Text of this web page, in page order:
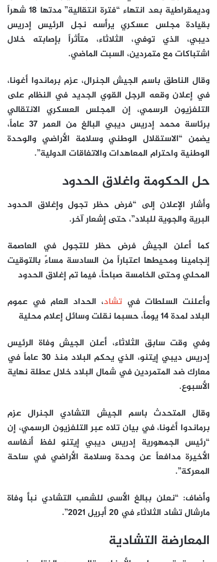
وديمقراطية بعد انتهاء “فترة انتقالية” مدتها 18 شهراً
بقيادة مجلس عسكري يرأسه نجل الرئيس إدريس
ديبي، الذي توفي، الثلاثاء، متأثراً بإصابته خلال
اشتباكات مع متمردين، السبت الماضي.
وقال الناطق باسم الجيش الجنرال، عزم برماندوا أغونا،
في إعلان وقعه الرجل القوي الجديد في النظام على
التلفزيون الرسمي، إن المجلس العسكري الانتقالي
برئاسة محمد إدريس ديبي البالغ من العمر 37 عاماً،
يضمن “الاستقلال الوطني وسلامة الأراضي والوحدة
الوطنية واحترام المعاهدات والاتفاقات الدولية”.
حل الحكومة واغلاق الحدود
وأشار الإعلان إلى “فرض حظر تجول وإغلاق الحدود
البرية والجوية للبلاد”، حتى إشعار آخر.
كما أعلن الجيش فرض حظر للتجول في العاصمة
إنجامينا ومحيطها اعتباراً من السادسة مساءً بالتوقيت
المحلي وحتى الخامسة صباحاً، فيما تم إغلاق الحدود
وأعلنت السلطات في تشاد، الحداد العام في عموم
البلاد لمدة 14 يوماً، حسبما نقلت وسائل إعلام محلية
وفي وقت سابق الثلاثاء، أعلن الجيش وفاة الرئيس
إدريس ديبي إيتنو، الذي يحكم البلاد منذ 30 عاماً في
معارك ضد المتمردين في شمال البلاد خلال عطلة نهاية
الأسبوع.
وقال المتحدث باسم الجيش التشادي الجنرال عزم
برماندوا أغونا، في بيان تلاه عبر التلفزيون الرسمي، إن
“رئيس الجمهورية إدريس ديبي إيتنو لفظ أنفاسه
الأخيرة مدافعاً عن وحدة وسلامة الأراضي في ساحة
المعركة”.
وأضاف: “نعلن ببالغ الأسى للشعب التشادي نبأ وفاة
مارشال تشاد الثلاثاء في 20 أبريل 2021”.
المعارضة التشادية